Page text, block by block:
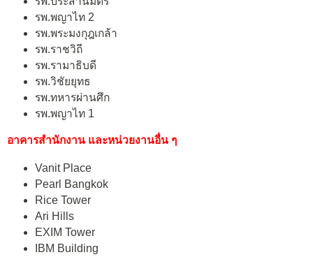
รพ.พญาไท 2
รพ.พระมงกุฎเกล้า
รพ.ราชวิถี
รพ.รามาธิบดี
รพ.วิชัยยุทธ
รพ.ทหารผ่านศึก
รพ.พญาไท 1
อาคารสำนักงาน และหน่วยงานอื่น ๆ
Vanit Place
Pearl Bangkok
Rice Tower
Ari Hills
EXIM Tower
IBM Building